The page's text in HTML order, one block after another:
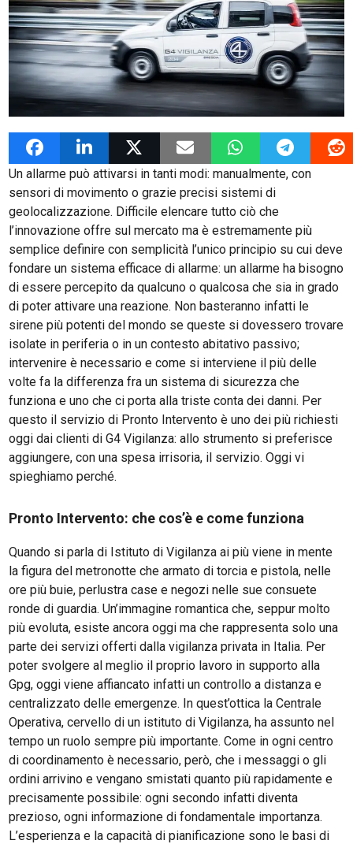
14 Settembre 2020 admin News G4Vigilanza
Un allarme può attivarsi in tanti modi: manualmente, con
sensori di movimento o grazie precisi sistemi di
geolocalizzazione. Difficile elencare tutto ciò che
l’innovazione offre sul mercato ma è estremamente più
semplice definire con semplicità l’unico principio su cui deve
fondare un sistema efficace di allarme: un allarme ha bisogno
di essere percepito da qualcuno o qualcosa che sia in grado
di poter attivare una reazione. Non basteranno infatti le
sirene più potenti del mondo se queste si dovessero trovare
isolate in periferia o in un contesto abitativo passivo;
intervenire è necessario e come si interviene il più delle
volte fa la differenza fra un sistema di sicurezza che
funziona e uno che ci porta alla triste conta dei danni. Per
questo il servizio di Pronto Intervento è uno dei più richiesti
oggi dai clienti di G4 Vigilanza: allo strumento si preferisce
aggiungere, con una spesa irrisoria, il servizio. Oggi vi
spieghiamo perché.
Pronto Intervento: che cos’è e come funziona
Quando si parla di Istituto di Vigilanza ai più viene in mente
la figura del metronotte che armato di torcia e pistola, nelle
ore più buie, perlustra case e negozi nelle sue consuete
ronde di guardia. Un’immagine romantica che, seppur molto
più evoluta, esiste ancora oggi ma che rappresenta solo una
parte dei servizi offerti dalla vigilanza privata in Italia. Per
poter svolgere al meglio il proprio lavoro in supporto alla
Gpg, oggi viene affiancato infatti un controllo a distanza e
centralizzato delle emergenze. In quest’ottica la Centrale
Operativa, cervello di un istituto di Vigilanza, ha assunto nel
tempo un ruolo sempre più importante. Come in ogni centro
di coordinamento è necessario, però, che i messaggi o gli
ordini arrivino e vengano smistati quanto più rapidamente e
precisamente possibile: ogni secondo infatti diventa
prezioso, ogni informazione di fondamentale importanza.
L’esperienza e la capacità di pianificazione sono le basi di